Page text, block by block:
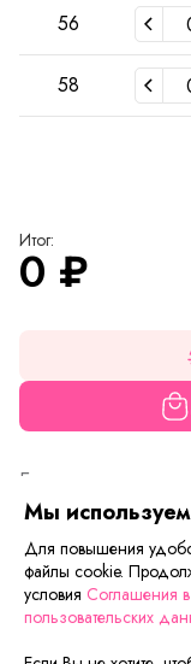
56
58
Итог:
0 ₽
Если вам нужна
воспользоваться
Заполните форму,
перезвонит
ответит на
оплаты и доставки.
Мы
Для повышения
файлы cookie.
условия Соглашения
пользовательских